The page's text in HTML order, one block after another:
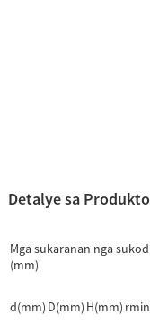
Detalye sa Produkto
Mga sukaranan nga sukod
(mm)
d(mm) D(mm) H(mm) rmin